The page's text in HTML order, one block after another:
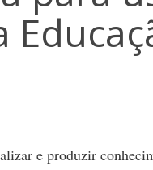
e produzir